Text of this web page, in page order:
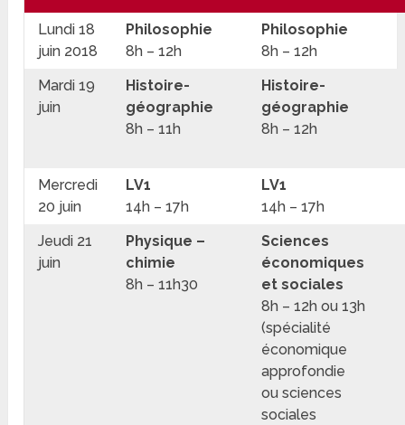
Lundi 18
juin 2018
Philosophie
8h – 12h
Philosophie
8h – 12h
Mardi 19
juin
Histoire-
géographie
8h – 11h
Histoire-
géographie
8h – 12h
Mercredi
20 juin
LV1
14h – 17h
LV1
14h – 17h
Jeudi 21
juin
Physique –
chimie
8h – 11h30
Sciences
économiques
et sociales
8h – 12h ou 13h
(spécialité
économique
approfondie
ou sciences
sociales